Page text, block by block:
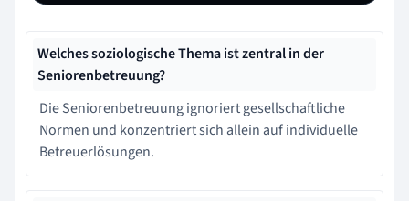
Welches soziologische Thema ist zentral in der
Seniorenbetreuung?
Die Seniorenbetreuung ignoriert gesellschaftliche
Normen und konzentriert sich allein auf individuelle
Betreuerlösungen.